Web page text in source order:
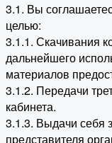
3.1. Вы
целью:
3.1.1. Скачивания
дальнейшего
материалов
3.1.2. Передачи
кабинета.
3.1.3. Выдачи себя
представителя